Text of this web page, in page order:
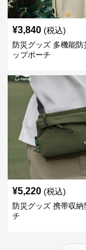
¥3,840 (税込)
防災グッズ 多機能防
ップポーチ
¥5,220 (税込)
防災グッズ 携帯収納
チ